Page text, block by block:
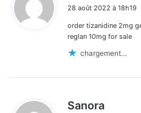
:
28 août 2022 à 18h19
order tizanidine 2mg
reglan 10mg for sale
chargement…
Sanora